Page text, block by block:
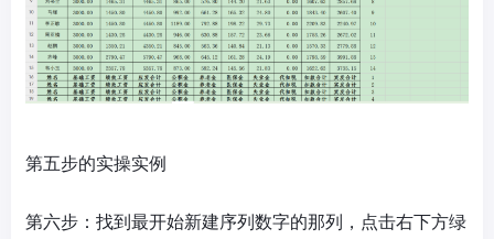
第五步的实操实例
第六步：找到最开始新建序列数字的那列，点击右下方绿